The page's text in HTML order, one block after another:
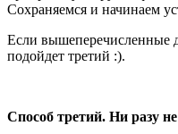
Сохраняемся и начинаем
Если вышеперечисленные
подойдет третий :).
Способ третий. Ни разу